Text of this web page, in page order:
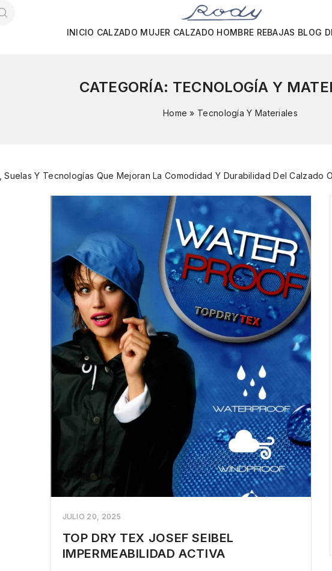
INICIO CALZADO MUJER CALZADO HOMBRE REBAJAS BLOG
CATEGORÍA: TECNOLOGÍA Y
Home » Tecnología Y Materiales
Suelas Y Tecnologías Que Mejoran La Comodidad Y Durabilidad Del Calzado
JULIO 20, 2025
TOP DRY TEX JOSEF SEIBEL
IMPERMEABILIDAD ACTIVA